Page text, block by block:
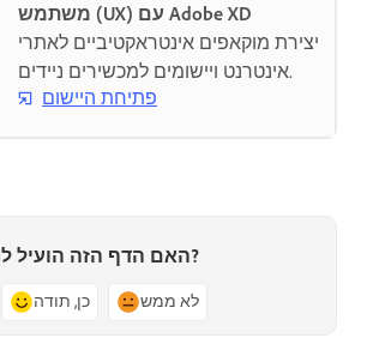
משתמש (UX) עם Adobe XD
יצירת מוקאפים אינטראקטיביים לאתרי
אינטרנט ויישומים למכשירים ניידים.
פתיחת היישום
האם הדף הזה הועיל לך?
כן, תודה לא ממש